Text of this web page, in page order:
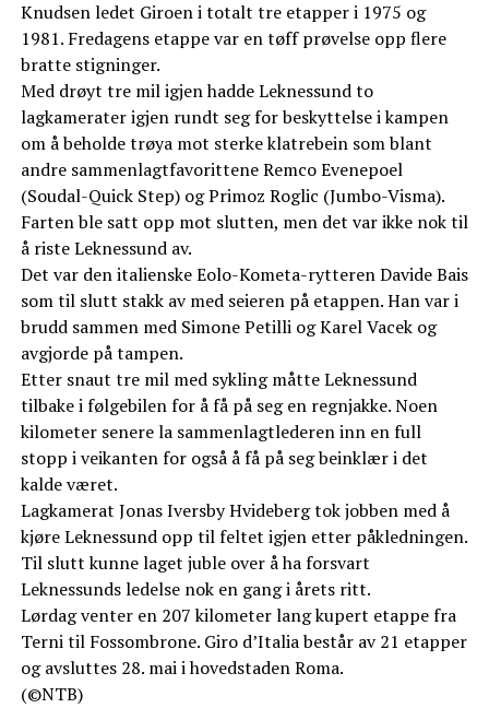
Knudsen ledet Giroen i totalt tre etapper i 1975 og
1981. Fredagens etappe var en tøff prøvelse opp flere
bratte stigninger.
Med drøyt tre mil igjen hadde Leknessund to
lagkamerater igjen rundt seg for beskyttelse i kampen
om å beholde trøya mot sterke klatrebein som blant
andre sammenlagtfavorittene Remco Evenepoel
(Soudal-Quick Step) og Primoz Roglic (Jumbo-Visma).
Farten ble satt opp mot slutten, men det var ikke nok til
å riste Leknessund av.
Det var den italienske Eolo-Kometa-rytteren Davide Bais
som til slutt stakk av med seieren på etappen. Han var i
brudd sammen med Simone Petilli og Karel Vacek og
avgjorde på tampen.
Etter snaut tre mil med sykling måtte Leknessund
tilbake i følgebilen for å få på seg en regnjakke. Noen
kilometer senere la sammenlagtlederen inn en full
stopp i veikanten for også å få på seg beinklær i det
kalde været.
Lagkamerat Jonas Iversby Hvideberg tok jobben med å
kjøre Leknessund opp til feltet igjen etter påkledningen.
Til slutt kunne laget juble over å ha forsvart
Leknessunds ledelse nok en gang i årets ritt.
Lørdag venter en 207 kilometer lang kupert etappe fra
Terni til Fossombrone. Giro d’Italia består av 21 etapper
og avsluttes 28. mai i hovedstaden Roma.
(©NTB)